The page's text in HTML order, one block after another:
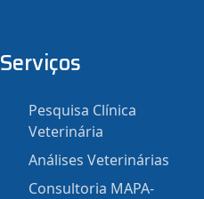
Serviços
Pesquisa Clínica
Veterinária
Análises Veterinárias
Consultoria MAPA-